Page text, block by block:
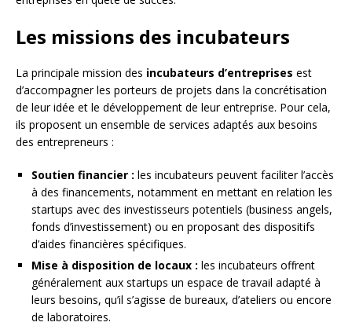
Les missions des incubateurs
La principale mission des incubateurs d’entreprises est
d’accompagner les porteurs de projets dans la concrétisation
de leur idée et le développement de leur entreprise. Pour cela,
ils proposent un ensemble de services adaptés aux besoins
des entrepreneurs :
Soutien financier : les incubateurs peuvent faciliter l’accès
à des financements, notamment en mettant en relation les
startups avec des investisseurs potentiels (business angels,
fonds d’investissement) ou en proposant des dispositifs
d’aides financières spécifiques.
Mise à disposition de locaux : les incubateurs offrent
généralement aux startups un espace de travail adapté à
leurs besoins, qu’il s’agisse de bureaux, d’ateliers ou encore
de laboratoires.